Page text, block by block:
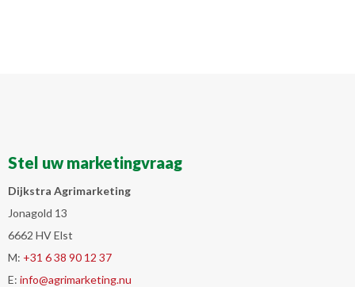
Stel uw marketingvraag
Dijkstra Agrimarketing
Jonagold 13
6662 HV Elst
M: +31 6 38 90 12 37
E: info@agrimarketing.nu